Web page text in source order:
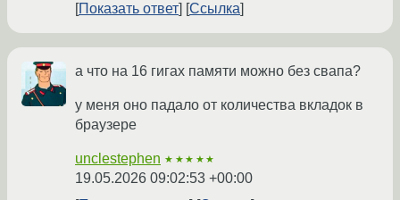
Показать ответ
Ссылка
а что на 16 гигах памяти можно без свапа?
у меня оно падало от количества вкладок в
браузере
unclestephen ★★★★★
19.05.2026 09:02:53 +00:00